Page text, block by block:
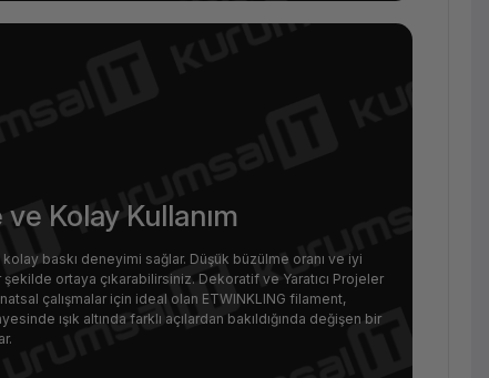
Kolay Kullanım
baskı deneyimi sağlar. Düşük büzülme oranı ve iyi
ortaya çıkarabilirsiniz. Dekoratif ve Yaratıcı Projeler
çalışmalar için ideal olan ETWINKLING filament,
ışık altında farklı açılardan bakıldığında değişen bir